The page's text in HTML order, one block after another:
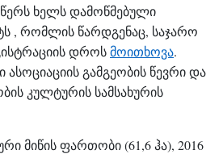
ხელს დამოწმებული
, რომლის წარდგენაც, საჯარო
დროსმოითხოვა.
ასოციაციის გამგეობის წევრი და
კულტურის სამსახურის
მიწის ფართობი (61,6 ჰა), 2016